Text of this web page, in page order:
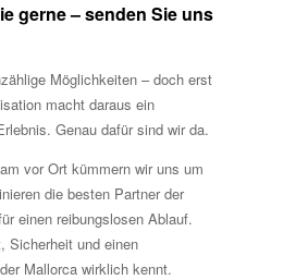
gerne – senden Sie uns
Möglichkeiten – doch erst
macht daraus ein
Genau dafür sind wir da.
vor Ort kümmern wir uns um
die besten Partner der
einen reibungslosen Ablauf.
Sicherheit und einen
Mallorca wirklich kennt.